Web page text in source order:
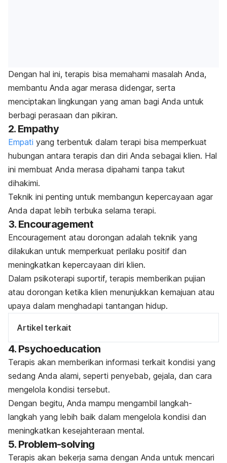
Dengan hal ini, terapis bisa memahami masalah Anda,
membantu Anda agar merasa didengar, serta
menciptakan lingkungan yang aman bagi Anda untuk
berbagi perasaan dan pikiran.
2. Empathy
Empati yang terbentuk dalam terapi bisa memperkuat
hubungan antara terapis dan diri Anda sebagai klien. Hal
ini membuat Anda merasa dipahami tanpa takut
dihakimi.
Teknik ini penting untuk membangun kepercayaan agar
Anda dapat lebih terbuka selama terapi.
3. Encouragement
Encouragement atau dorongan adalah teknik yang
dilakukan untuk memperkuat perilaku positif dan
meningkatkan kepercayaan diri klien.
Dalam psikoterapi suportif, terapis memberikan pujian
atau dorongan ketika klien menunjukkan kemajuan atau
upaya dalam menghadapi tantangan hidup.
Artikel terkait
4. Psychoeducation
Terapis akan memberikan informasi terkait kondisi yang
sedang Anda alami, seperti penyebab, gejala, dan cara
mengelola kondisi tersebut.
Dengan begitu, Anda mampu mengambil langkah-
langkah yang lebih baik dalam mengelola kondisi dan
meningkatkan kesejahteraan mental.
5. Problem-solving
Terapis akan bekerja sama dengan Anda untuk mencari